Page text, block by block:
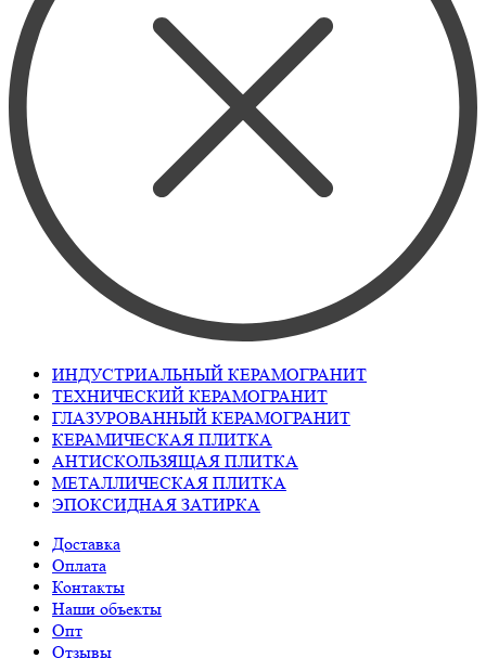
ИНДУСТРИАЛЬНЫЙ КЕРАМОГРАНИТ
ТЕХНИЧЕСКИЙ КЕРАМОГРАНИТ
ГЛАЗУРОВАННЫЙ КЕРАМОГРАНИТ
КЕРАМИЧЕСКАЯ ПЛИТКА
АНТИСКОЛЬЗЯЩАЯ ПЛИТКА
МЕТАЛЛИЧЕСКАЯ ПЛИТКА
ЭПОКСИДНАЯ ЗАТИРКА
Доставка
Оплата
Контакты
Наши объекты
Опт
Отзывы